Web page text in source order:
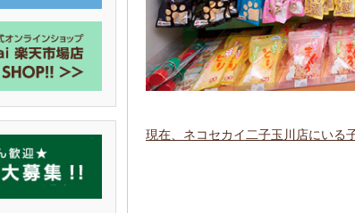
現在、ネコセカイ二子玉川店にいる